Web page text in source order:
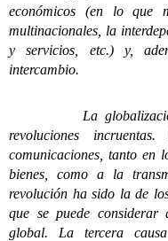
económicos (en lo que
multinacionales, la
y servicios, etc.) y,
intercambio.
La globalización se
revoluciones
comunicaciones, tanto en
bienes, como a la
revolución ha sido la de
que se puede considerar
global. La tercera